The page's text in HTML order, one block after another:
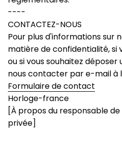
----
CONTACTEZ-NOUS
Pour plus d'informations sur
matière de confidentialité, si
ou si vous souhaitez déposer
nous contacter par e-mail à
Formulaire de contact
Horloge-france
[À propos du responsable
privée]